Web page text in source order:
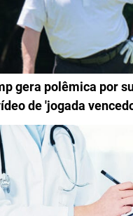
gera polêmica por
de 'jogada